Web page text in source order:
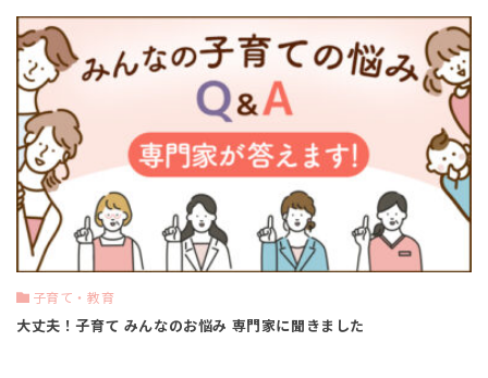
子育て・教育
大丈夫！子育て みんなのお悩み 専門家に聞きました